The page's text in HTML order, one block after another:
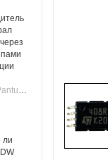
Бесчиповая прошивка Pantum M7100 Series (M7100, M7108, M7102, M7103, M7105)
ли